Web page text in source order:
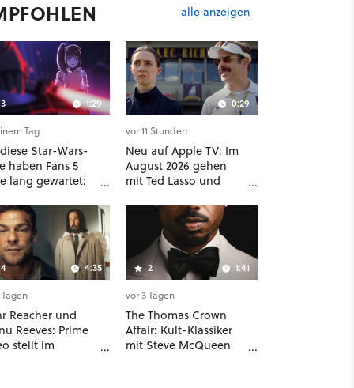
alle anzeigen
1:29
Tag
Star-Wars-
haben Fans 5
lang gewartet:
Jedi im Abo bei
Plus
0:29
vor 11 Stunden
Neu auf Apple TV: Im
August 2026 gehen
mit Ted Lasso und
zwei große Serien-
Highlights weiter
4:35
Reacher und
Reeves: Prime
stellt im
2 1:41
vor 3 Tagen
The Thomas Crown
Affair: Kult-Klassiker
mit Steve McQueen